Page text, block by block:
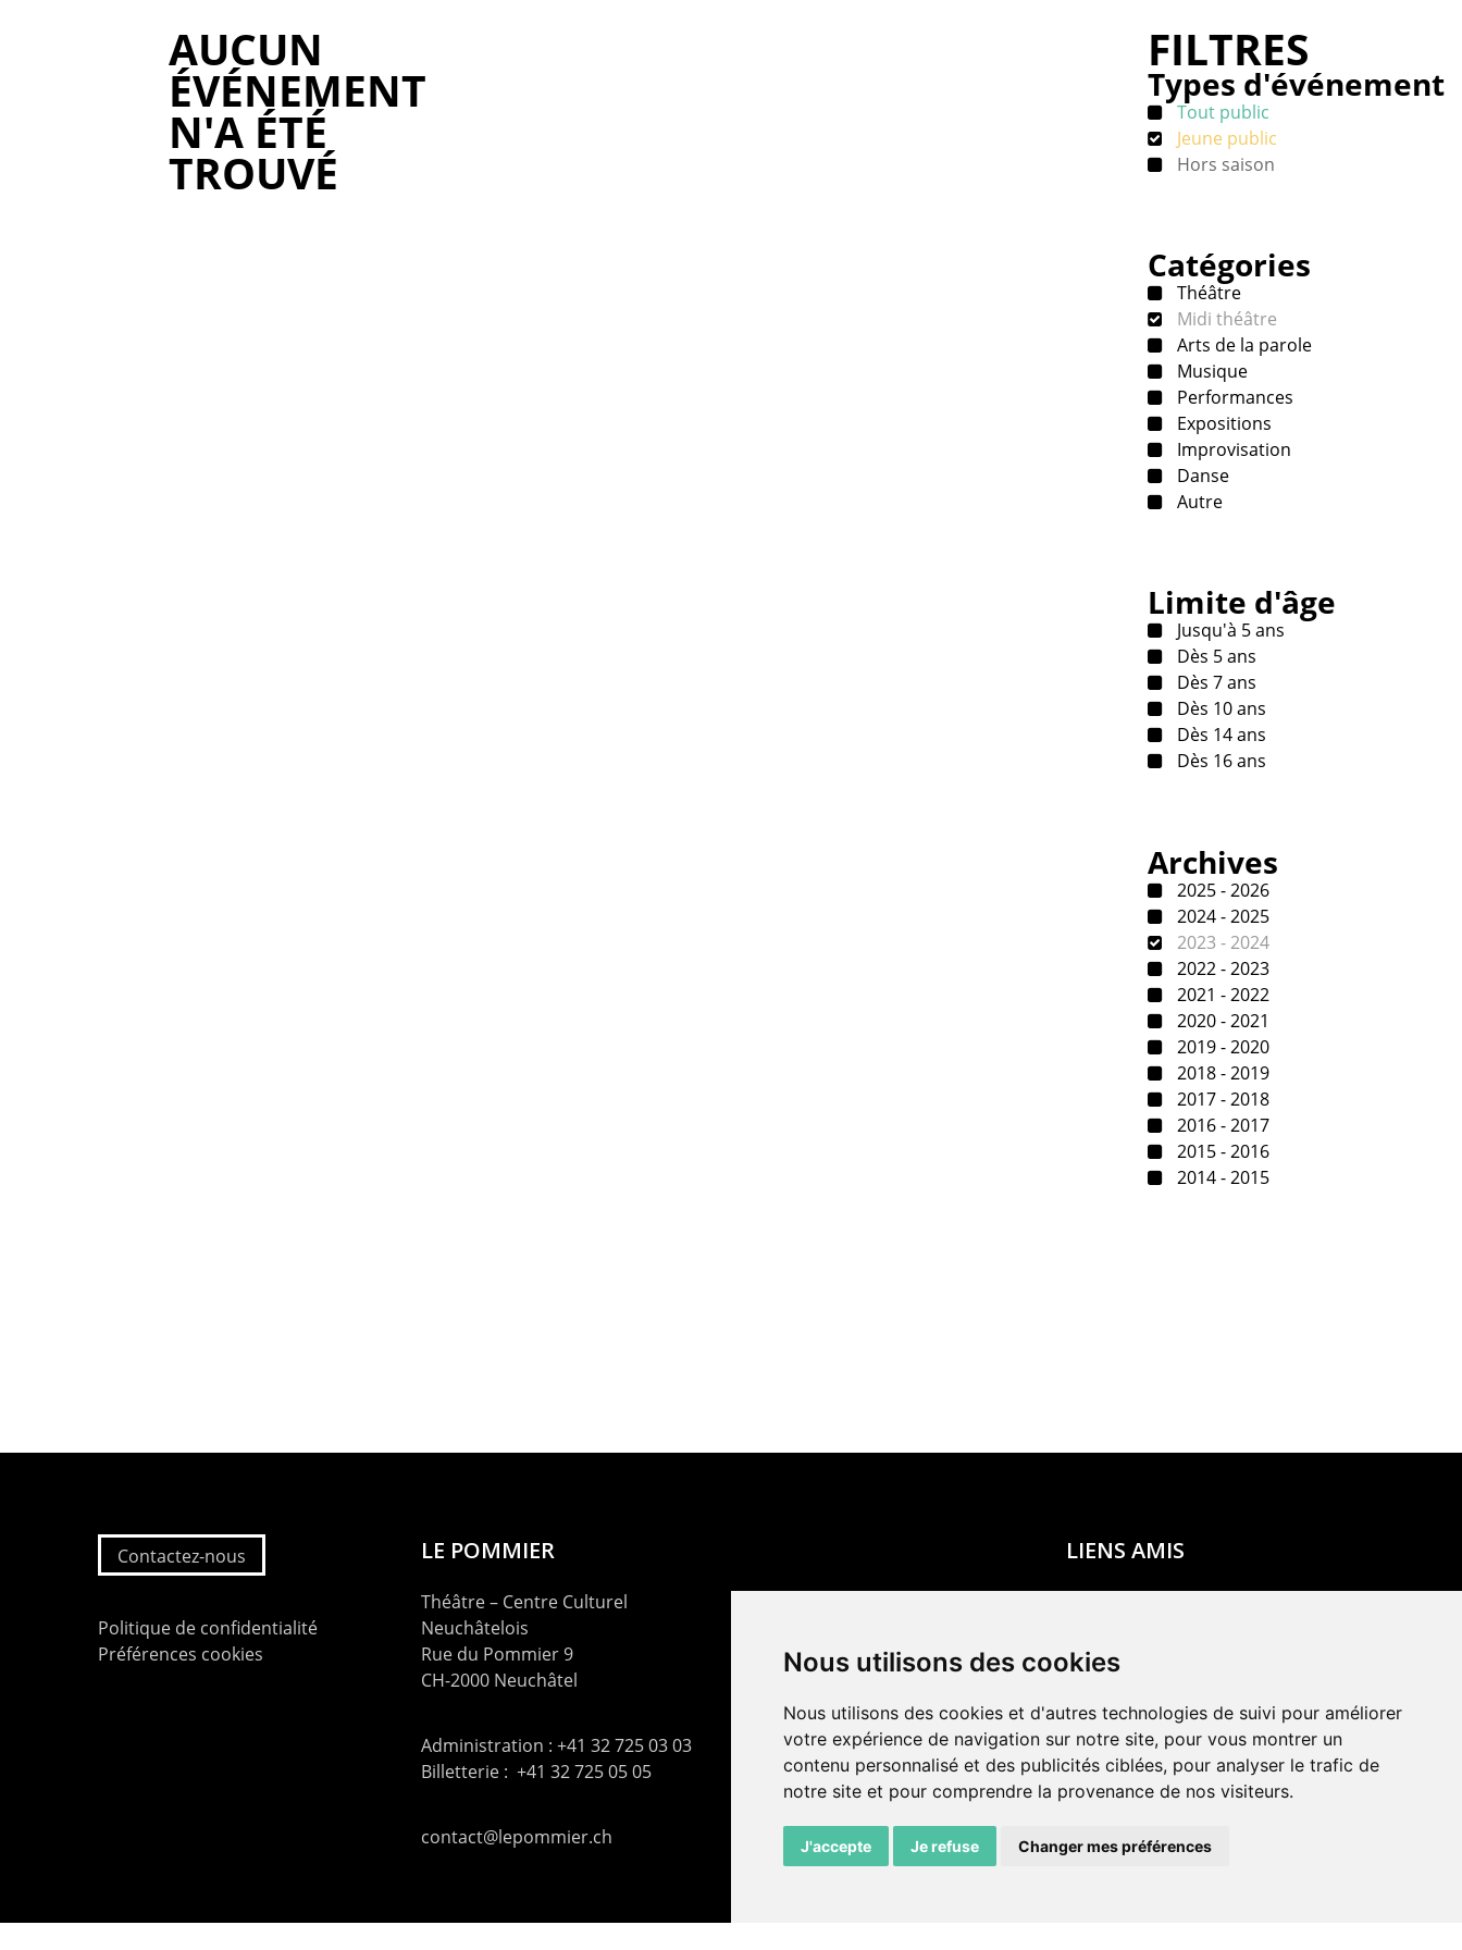
Nous utilisons des cookies
Nous utilisons des cookies et d'autres technologies de suivi pour améliorer
votre expérience de navigation sur notre site, pour vous montrer un
contenu personnalisé et des publicités ciblées, pour analyser le trafic de
notre site et pour comprendre la provenance de nos visiteurs.
J'accepte Je refuse Changer mes préférences
AUCUN
ÉVÉNEMENT
N'A ÉTÉ
TROUVÉ
FILTRES
Types d'événement
Tout public
Jeune public
Hors saison
Catégories
Théâtre
Midi théâtre
Arts de la parole
Musique
Performances
Expositions
Improvisation
Danse
Autre
Limite d'âge
Jusqu'à 5 ans
Dès 5 ans
Dès 7 ans
Dès 10 ans
Dès 14 ans
Dès 16 ans
Archives
2025 - 2026
2024 - 2025
2023 - 2024
2022 - 2023
2021 - 2022
2020 - 2021
2019 - 2020
2018 - 2019
2017 - 2018
2016 - 2017
2015 - 2016
2014 - 2015
Contactez-nous
Politique de confidentialité
Préférences cookies
LE POMMIER
Théâtre – Centre Culturel
Neuchâtelois
Rue du Pommier 9
CH-2000 Neuchâtel
Administration : +41 32 725 03 03
Billetterie : +41 32 725 05 05
contact@lepommier.ch
LIENS AMIS